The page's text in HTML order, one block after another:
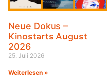
Neue Dokus –
Kinostarts August
2026
25. Juli 2026
Weiterlesen »